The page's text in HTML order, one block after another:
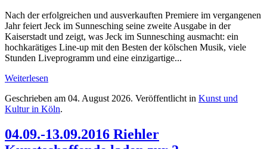
Nach der erfolgreichen und ausverkauften Premiere im vergangenen
Jahr feiert Jeck im Sunnesching seine zweite Ausgabe in der
Kaiserstadt und zeigt, was Jeck im Sunnesching ausmacht: ein
hochkarätiges Line-up mit den Besten der kölschen Musik, viele
Stunden Liveprogramm und eine einzigartige...
Weiterlesen
Geschrieben am 04. August 2026. Veröffentlicht in Kunst und
Kultur in Köln.
04.09.-13.09.2016 Riehler